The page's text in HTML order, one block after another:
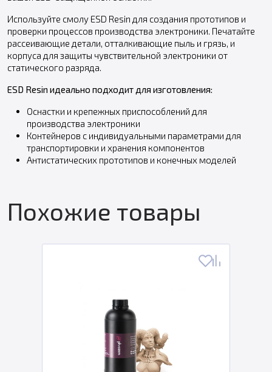
Используйте смолу ESD Resin для создания прототипов и
проверки процессов производства электроники. Печатайте
рассеивающие детали, отталкивающие пыль и грязь, и
корпуса для защиты чувствительной электроники от
статического разряда.
ESD Resin идеально подходит для изготовления:
Оснастки и крепежных приспособлений для
производства электроники
Контейнеров с индивидуальными параметрами для
транспортировки и хранения компонентов
Антистатических прототипов и конечных моделей
Похожие товары